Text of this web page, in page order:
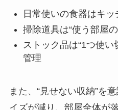
日常使いの食器はキ
掃除道具は“使う部屋
ストック品は“1つ使
管理
また、“見せない収納”を
イズが減り、部屋全体が